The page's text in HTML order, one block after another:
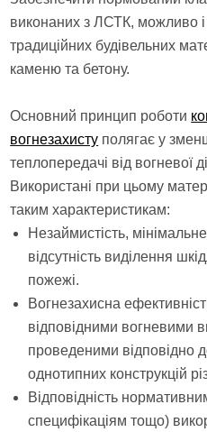
виконаних з ЛСТК, можливо
традиційних будівельних
каменю та бетону.
Основний принцип роботи
вогнезахисту полягає у
теплопередачі від вогневої
Використані при цьому
таким характеристикам:
Незаймистість,
відсутність виділення
пожежі.
Вогнезахисна
відповідними вогневими
проведеними відповідно
однотипних конструкцій
Відповідність
специфікаціям тощо)